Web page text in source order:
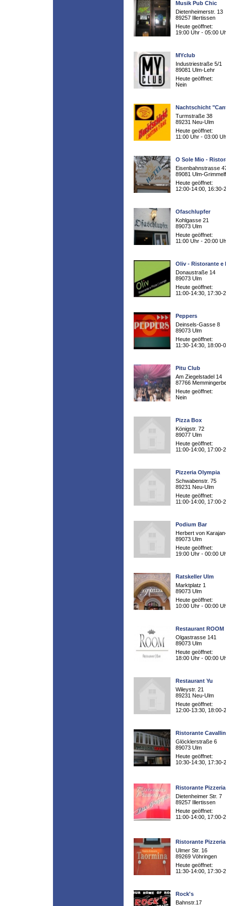
Musik Pub Chic
Dietenheimerstr. 13
89257 Illertissen
Heute geöffnet:
19:00 Uhr - 05:00
MYclub
Industriestraße 5/1
89081 Ulm-Lehr
Heute geöffnet:
Nein
Nachtschicht
Turmstraße 38
89231 Neu-Ulm
Heute geöffnet:
11:00 Uhr - 03:00
O Sole Mio -
Eisenbahnstrasse
89081 Ulm-
Heute geöffnet:
12:00-14:00, 16:30-
Ofaschlupfer
Kohlgasse 21
89073 Ulm
Heute geöffnet:
11:00 Uhr - 20:00
Oliv - Ristorante e
Donaustraße 14
89073 Ulm
Heute geöffnet:
11:00-14:30, 17:30-
Peppers
Deinsels-Gasse 8
89073 Ulm
Heute geöffnet:
11:30-14:30, 18:00-
Pitu Club
Am Ziegelstadel 14
87766
Heute geöffnet:
Nein
Pizza Box
Königstr. 72
89077 Ulm
Heute geöffnet:
11:00-14:00, 17:00-
Pizzeria Olympia
Schwabenstr. 75
89231 Neu-Ulm
Heute geöffnet:
11:00-14:00, 17:00-
Podium Bar
Herbert von
89073 Ulm
Heute geöffnet:
19:00 Uhr - 00:00
Ratskeller Ulm
Marktplatz 1
89073 Ulm
Heute geöffnet:
10:00 Uhr - 00:00
Restaurant ROOM
Olgastrasse 141
89073 Ulm
Heute geöffnet:
18:00 Uhr - 00:00
Restaurant Yu
Wileystr. 21
89231 Neu-Ulm
Heute geöffnet:
12:00-13:30, 18:00-
Ristorante
Glöcklerstraße 6
89073 Ulm
Heute geöffnet:
10:30-14:30, 17:30-
Ristorante
Dietenheimer Str. 7
89257 Illertissen
Heute geöffnet:
11:00-14:00, 17:00-
Ristorante
Ulmer Str. 16
89269 Vöhringen
Heute geöffnet:
11:30-14:00, 17:30-
Rock's
Bahnstr.17